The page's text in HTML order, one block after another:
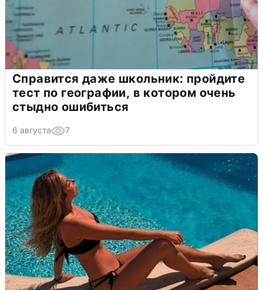
Справится даже школьник: пройдите
тест по географии, в котором очень
стыдно ошибиться
6 августа 7